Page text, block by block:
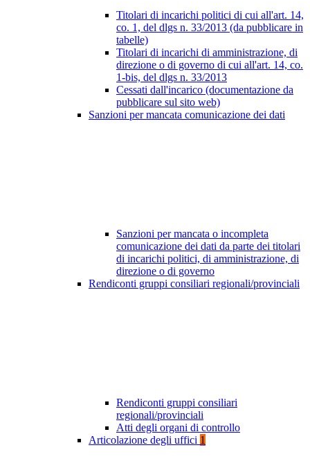
Titolari di incarichi politici di cui all'art. 14,
co. 1, del dlgs n. 33/2013 (da pubblicare in
tabelle)
Titolari di incarichi di amministrazione, di
direzione o di governo di cui all'art. 14, co.
1-bis, del dlgs n. 33/2013
Cessati dall'incarico (documentazione da
pubblicare sul sito web)
Sanzioni per mancata comunicazione dei dati
Sanzioni per mancata o incompleta
comunicazione dei dati da parte dei titolari
di incarichi politici, di amministrazione, di
direzione o di governo
Rendiconti gruppi consiliari regionali/provinciali
Rendiconti gruppi consiliari
regionali/provinciali
Atti degli organi di controllo
Articolazione degli uffici 1